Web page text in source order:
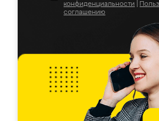
конфиденциальности
соглашению